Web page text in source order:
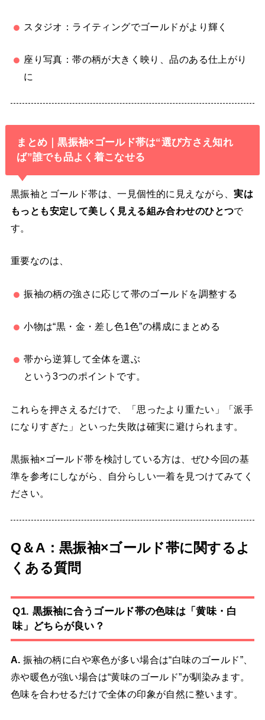
スタジオ：ライティングでゴールドがより輝く
座り写真：帯の柄が大きく映り、品のある仕上がり
に
まとめ｜黒振袖×ゴールド帯は“選び方さえ知れ
ば”誰でも品よく着こなせる
黒振袖とゴールド帯は、一見個性的に見えながら、実は
もっとも安定して美しく見える組み合わせのひとつで
す。
重要なのは、
振袖の柄の強さに応じて帯のゴールドを調整する
小物は“黒・金・差し色1色”の構成にまとめる
帯から逆算して全体を選ぶ
という3つのポイントです。
これらを押さえるだけで、「思ったより重たい」「派手
になりすぎた」といった失敗は確実に避けられます。
黒振袖×ゴールド帯を検討している方は、ぜひ今回の基
準を参考にしながら、自分らしい一着を見つけてみてく
ださい。
Q＆A：黒振袖×ゴールド帯に関するよ
くある質問
Q1. 黒振袖に合うゴールド帯の色味は「黄味・白
味」どちらが良い？
A. 振袖の柄に白や寒色が多い場合は“白味のゴールド”、
赤や暖色が強い場合は“黄味のゴールド”が馴染みます。
色味を合わせるだけで全体の印象が自然に整います。